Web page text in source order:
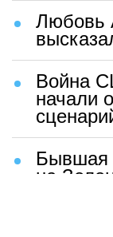
Любовь
Война
начали
Бывшая
на